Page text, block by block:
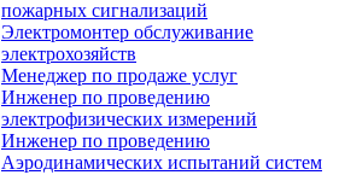
пожарных сигнализаций
Электромонтер обслуживание
электрохозяйств
Менеджер по продаже услуг
Инженер по проведению
электрофизических измерений
Инженер по проведению
Аэродинамических испытаний систем